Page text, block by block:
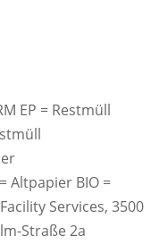
EP = Restmüll
Altpapier BIO =
Services, 3500
Straße 2a